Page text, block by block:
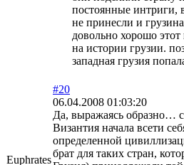
постоянные интриги,
не принесли и
довольно хорошо
на истории грузии.
западная грузия
Euphrates
#20
06.04.2008 01:03:20
Да, выражаясь образно…
Византия начала всети
определенной
брат для таких стран,